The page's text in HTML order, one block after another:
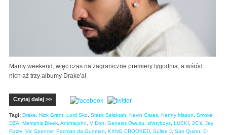
Mamy weekend, więc czas na zagraniczne premiery tygodnia, a wśród
nich aż trzy albumy Drake'a!
Czytaj dalej >>
Tagi: Drake Nick Grant Lord Sko Statik Selektah Kevin Gates Kenny Mason
Smoke
DZA
Memphis Bleek Ankhlejohn V Don Genesis Owusu shittyboyz LUCKI 2C's Jay
Fizzle
Vic Spencer, Pacman da Gunman KXNG CROOKED Sullee J San Quinn
C-